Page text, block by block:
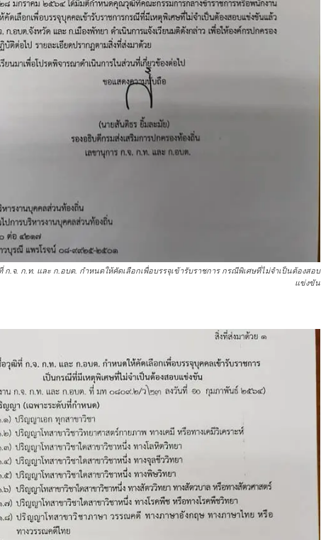
.จ.​ ก.ท.​ และ​ ก.อบต.​ กำหนดให้คัดเลือกเพื่อบรรจุ​เข้ารับราชการ กรณีพิเศษ​ที่ไม่จำเป็นต้องสอบ
แข่งขัน